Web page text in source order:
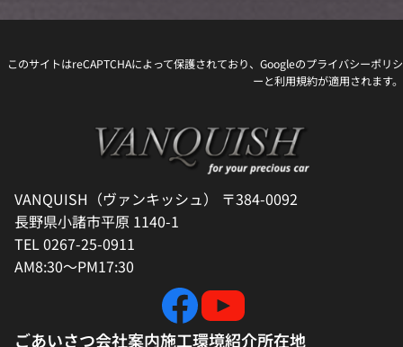
このサイトはreCAPTCHAによって保護されており、Googleのプライバシーポリシ
ーと利用規約が適用されます。
VANQUISH（ヴァンキッシュ） 〒384-0092
長野県小諸市平原 1140-1
TEL 0267-25-0911
AM8:30～PM17:30
ごあいさつ会社案内施工環境紹介所在地